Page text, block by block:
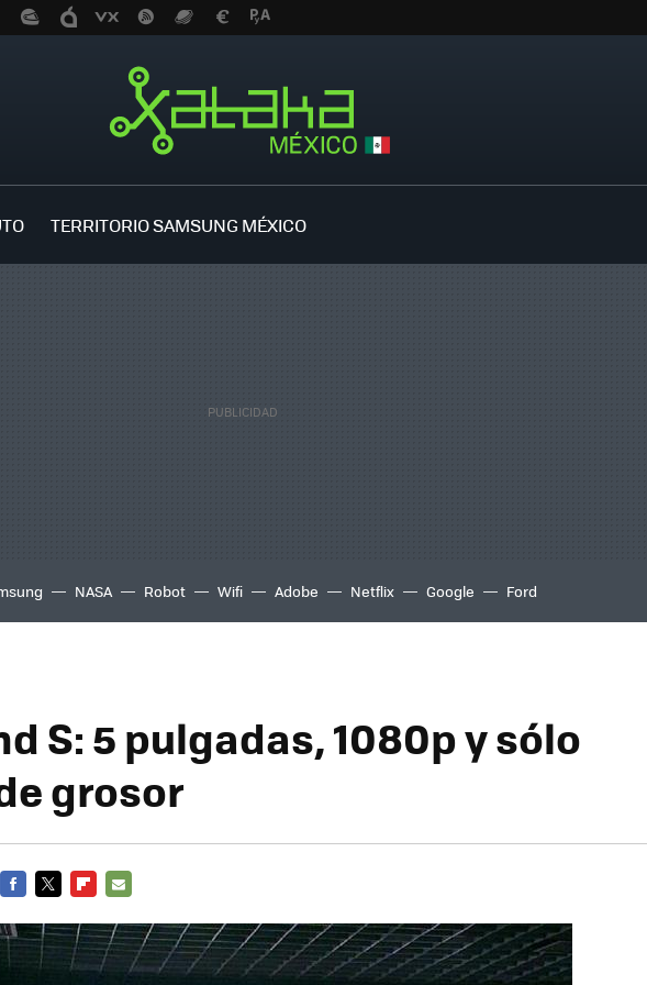
TERRITORIO SAMSUNG MÉXICO
NASA Robot Wifi Adobe Netflix Google Ford
S: 5 pulgadas, 1080p y sólo
grosor
MAIL